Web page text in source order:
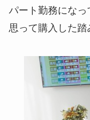
パート勤務になっ
思って購入した踏